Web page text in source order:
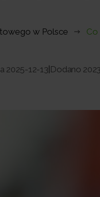
w Polsce
2025-12-13 Dodano